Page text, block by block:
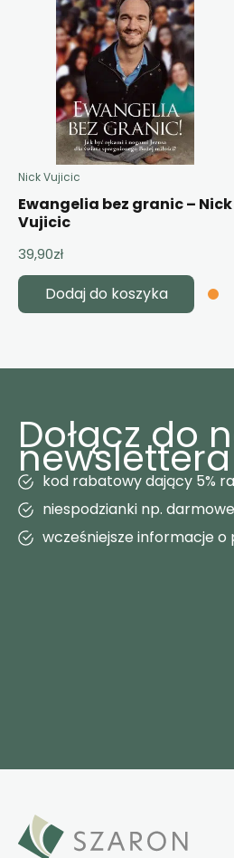
Nick Vujicic
Ewangelia bez granic – Nick
Vujicic
39,90zł
Dodaj do koszyka
Dołącz do
kod rabatowy dający 5%
niespodzianki np.
wcześniejsze informacje